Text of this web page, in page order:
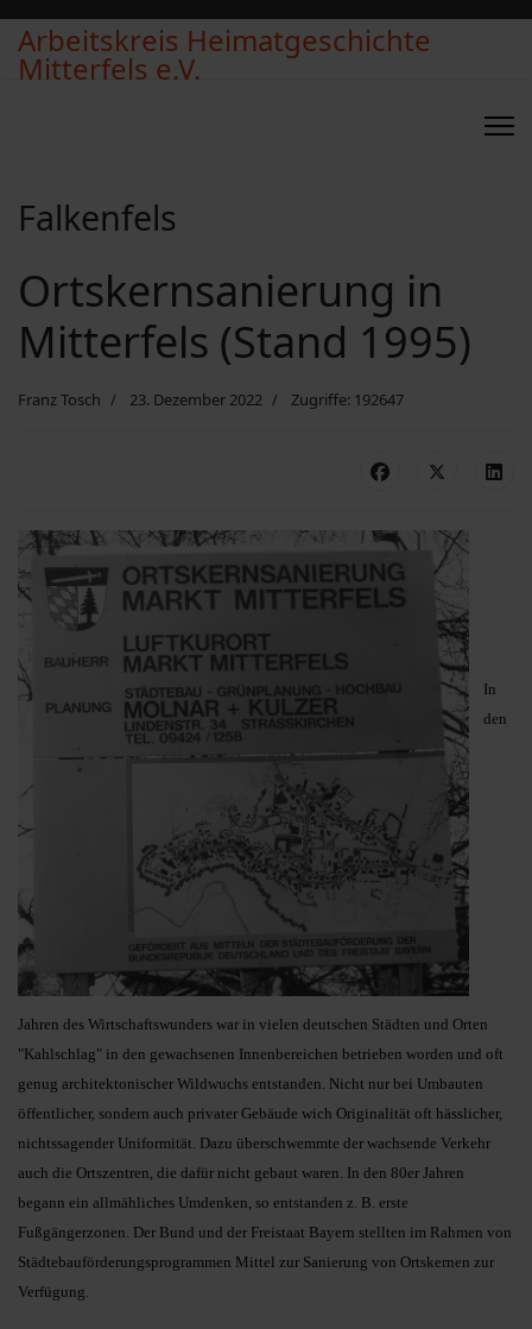
Arbeitskreis Heimatgeschichte
Mitterfels e.V.
Falkenfels
Ortskernsanierung in
Mitterfels (Stand 1995)
Franz Tosch 23. Dezember 2022 Zugriffe: 192647
In
den
Jahren des Wirtschaftswunders war in vielen deutschen Städten und Orten
"Kahlschlag" in den gewachsenen Innenbereichen betrieben worden und oft
genug architektonischer Wildwuchs entstanden. Nicht nur bei Umbauten
öffentlicher, sondern auch privater Gebäude wich Originalität oft hässlicher,
nichtssagender Uniformität. Dazu überschwemmte der wachsende Verkehr
auch die Ortszentren, die dafür nicht gebaut waren. In den 80er Jahren
begann ein allmähliches Umdenken, so entstanden z. B. erste
Fußgängerzonen. Der Bund und der Freistaat Bayern stellten im Rahmen von
Städtebauförderungsprogrammen Mittel zur Sanierung von Ortskernen zur
Verfügung.